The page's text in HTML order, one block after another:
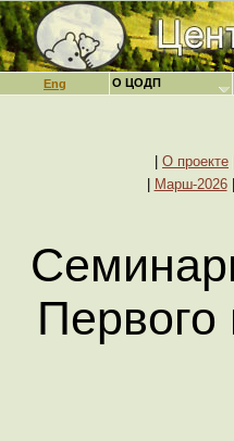
Eng
О проекте
Марш-2026|
Первого
О ЦОДП